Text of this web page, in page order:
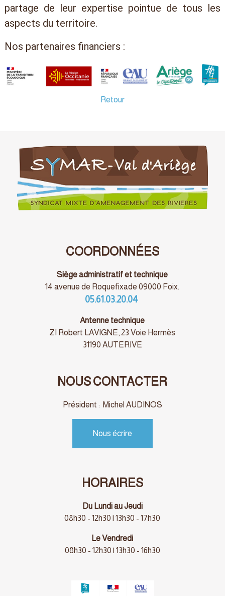
partage de leur expertise pointue de tous les
aspects du territoire.
Nos partenaires financiers :
Retour
COORDONNÉES
Siège administratif et technique
14 avenue de Roquefixade 09000 Foix.
05.61.03.20.04
Antenne technique
ZI Robert LAVIGNE, 23 Voie Hermès
31190 AUTERIVE
NOUS CONTACTER
Président : Michel AUDINOS
Nous écrire
HORAIRES
Du Lundi au Jeudi
08h30 - 12h30 | 13h30 - 17h30
Le Vendredi
08h30 - 12h30 | 13h30 - 16h30